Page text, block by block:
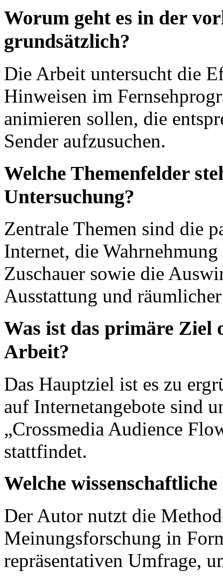
Worum geht es in der
grundsätzlich?
Die Arbeit untersucht die
Hinweisen im
animieren sollen, die
Sender aufzusuchen.
Welche Themenfelder
Untersuchung?
Zentrale Themen sind die
Internet, die
Zuschauer sowie die
Ausstattung und
Was ist das primäre Ziel
Arbeit?
Das Hauptziel ist es zu
auf Internetangebote sind
„Crossmedia Audience
stattfindet.
Welche
Der Autor nutzt die
Meinungsforschung in
repräsentativen Umfrage,